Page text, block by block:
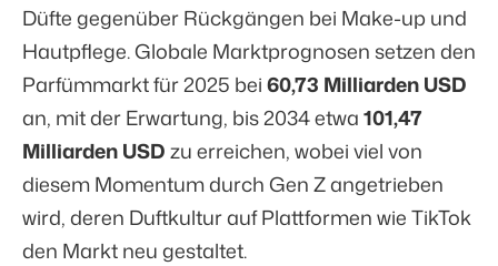
Düfte gegenüber Rückgängen bei Make-up und
Hautpflege. Globale Marktprognosen setzen den
Parfümmarkt für 2025 bei60,73 Milliarden USD
an, mit der Erwartung, bis 2034 etwa101,47
Milliarden USDzu erreichen, wobei viel von
diesem Momentumdurch Gen Z angetrieben
wird, deren Duftkulturauf Plattformen wie TikTok
den Markt neu gestaltet.